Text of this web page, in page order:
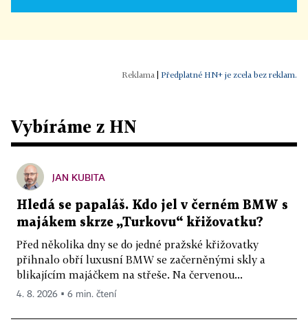
Předplatné HN+ je zcela bez reklam.
Vybíráme z HN
JAN KUBITA
Hledá se papaláš. Kdo jel v černém BMW s
majákem skrze „Turkovu“ křižovatku?
Před několika dny se do jedné pražské křižovatky
přihnalo obří luxusní BMW se začerněnými skly a
blikajícím majáčkem na střeše. Na červenou...
4. 8. 2026 ▪ 6 min. čtení